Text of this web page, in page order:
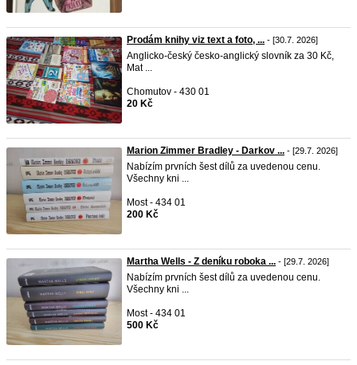
Prodám knihy viz text a foto, ... - [30.7. 2026]
Anglicko-český česko-anglický slovník za 30 Kč,
Mat ...
Chomutov - 430 01
20 Kč
Marion Zimmer Bradley - Darkov ... - [29.7. 2026]
Nabízím prvních šest dílů za uvedenou cenu.
Všechny kni ...
Most - 434 01
200 Kč
Martha Wells - Z deníku roboka ... - [29.7. 2026]
Nabízím prvních šest dílů za uvedenou cenu.
Všechny kni ...
Most - 434 01
500 Kč